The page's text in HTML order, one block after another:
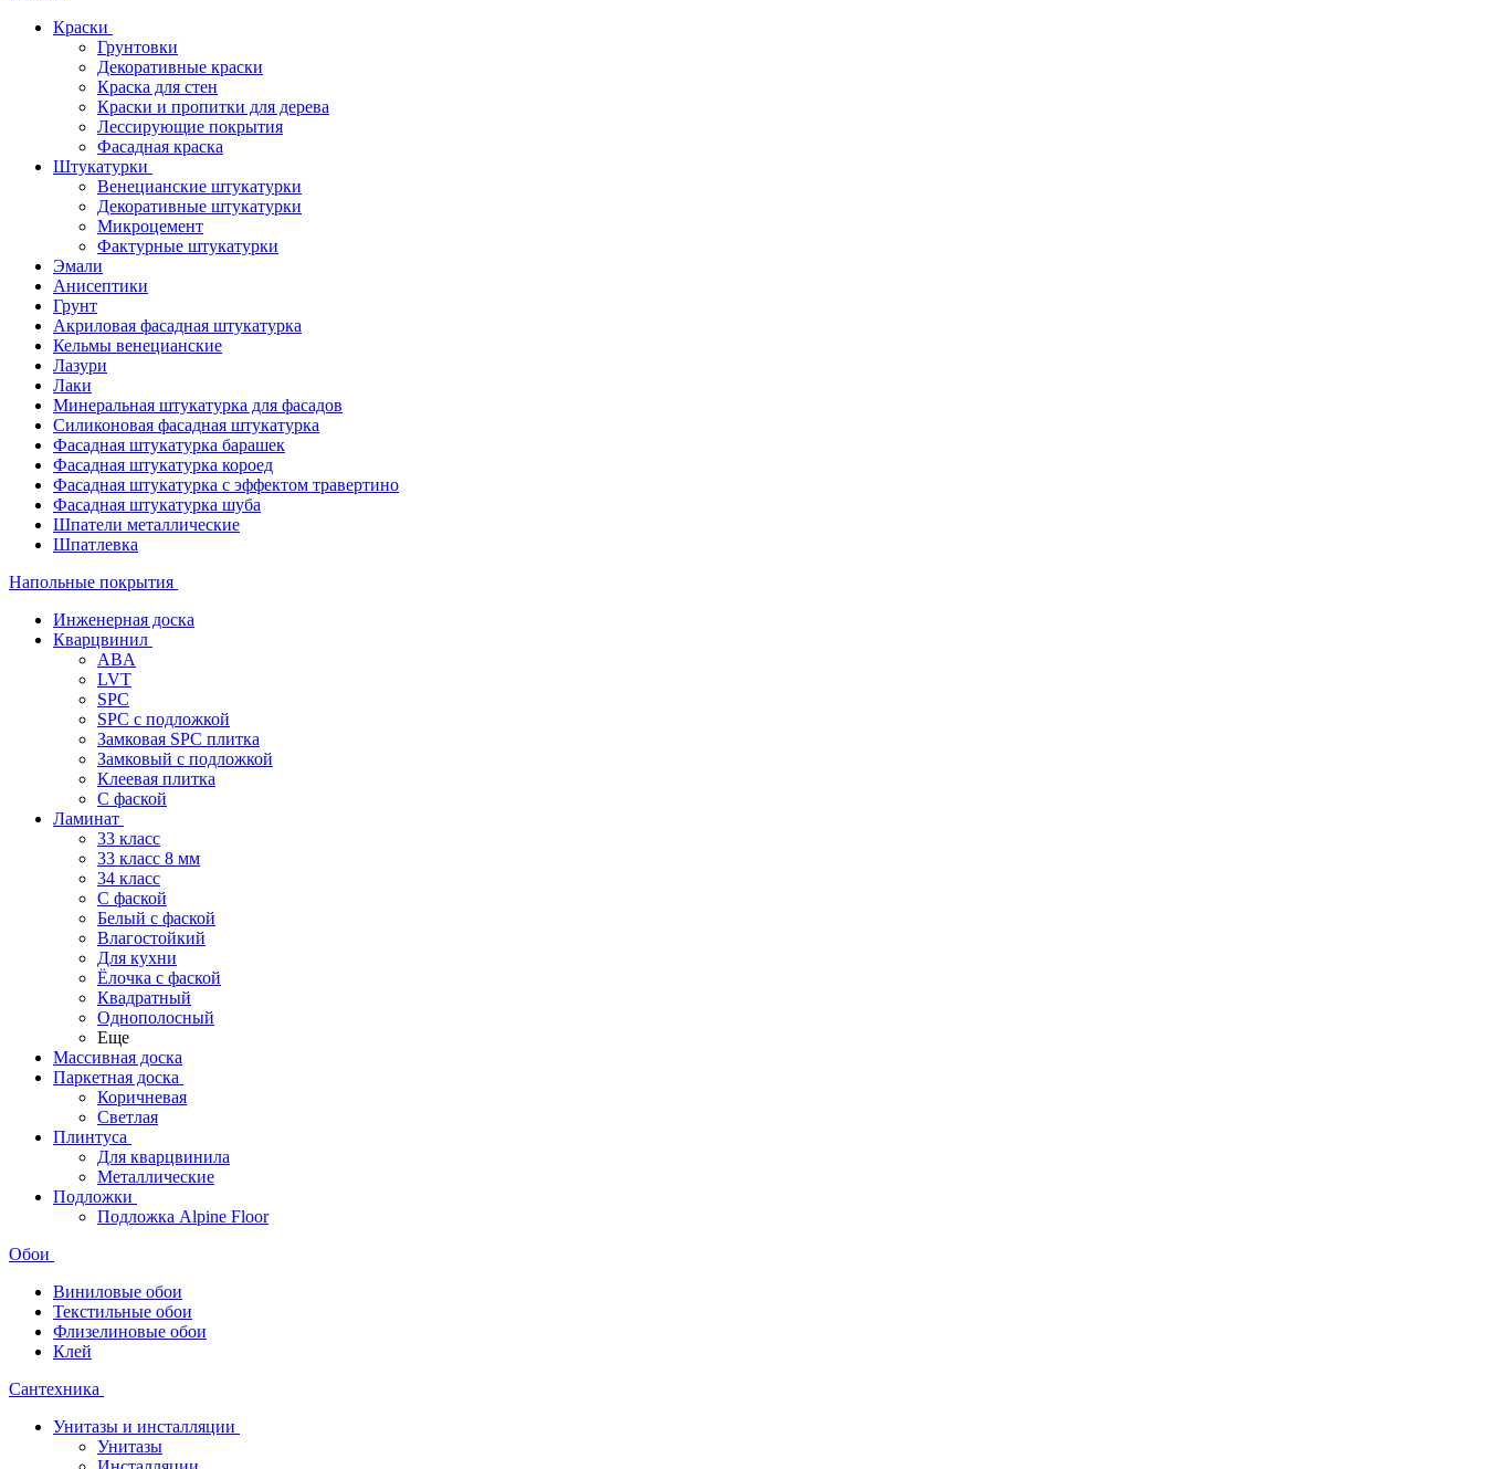
Краски
Грунтовки
Декоративные краски
Краска для стен
Краски и пропитки для дерева
Лессирующие покрытия
Фасадная краска
Штукатурки
Венецианские штукатурки
Декоративные штукатурки
Микроцемент
Фактурные штукатурки
Эмали
Анисептики
Грунт
Акриловая фасадная штукатурка
Кельмы венецианские
Лазури
Лаки
Минеральная штукатурка для фасадов
Силиконовая фасадная штукатурка
Фасадная штукатурка барашек
Фасадная штукатурка короед
Фасадная штукатурка с эффектом травертино
Фасадная штукатурка шуба
Шпатели металлические
Шпатлевка
Напольные покрытия
Инженерная доска
Кварцвинил
ABA
LVT
SPC
SPC с подложкой
Замковая SPC плитка
Замковый с подложкой
Клеевая плитка
С фаской
Ламинат
33 класс
33 класс 8 мм
34 класс
C фаской
Белый с фаской
Влагостойкий
Для кухни
Ёлочка с фаской
Квадратный
Однополосный
Еще
Массивная доска
Паркетная доска
Коричневая
Светлая
Плинтуса
Для кварцвинила
Металлические
Подложки
Подложка Alpine Floor
Обои
Виниловые обои
Текстильные обои
Флизелиновые обои
Клей
Сантехника
Унитазы и инсталляции
Унитазы